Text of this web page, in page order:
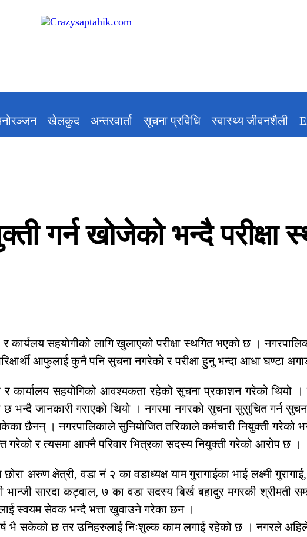
खेलकुद अन्तरवार्ता सूचना प्रविधि स्वास्थ्य जीवनशैली
गर्न खोजेको भन्दै परीक्षा
कार्यलय सहयोगीको लागि खुलाएको परीक्षा स्थगित भएको छ ।
आफुलाई कुनै पनि सुचना नगरेको र परीक्षा हुनु भन्दा आधा घण्टा
सहयोगिको आवश्यकता रहेको सुचना प्रकाशन गरेको थियो
भन्दै जानकारी गराएको थियो । नगरमा नगरको सुचना सुसुचित गर्न
छैनन् । नगरपालिकाले सुनियोजित तरिकाले कर्मचारी नियुक्ती गरेको भन्दै
गरेको र त्यसमा आफ्नै परिवार भित्रका सदस्य नियुक्ती गरेको आरोप छ ।
अरुण क्षेत्री, वडा नं २ का वडाध्यक्ष याम गुरागाईका भाई लक्ष्मी
भान्जी सारदा कट्वाल, ७ का वडा सदस्य बिर्ख बहादुर मगरकी
स्वयम सेवक भन्दै भत्ता खुवाउने गरेका छन ।
भै सकेको छ तर उनिहरुलाई निःशुल्क काम लगाई रहेको छ । नगरले